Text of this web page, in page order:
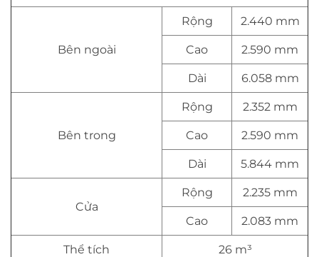
Bên ngoài
Rộng 2.440 mm
Cao 2.590 mm
Dài 6.058 mm
Bên trong
Rộng 2.352 mm
Cao 2.590 mm
Dài 5.844 mm
Cửa
Rộng 2.235 mm
Cao 2.083 mm
Thể tích 26 m³